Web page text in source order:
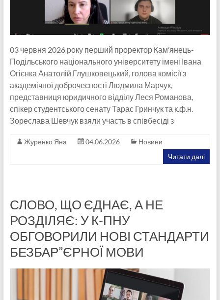
03 червня 2026 року перший проректор Кам’янець-
Подільського національного університету імені Івана
Огієнка Анатолій Глушковецький, голова комісії з
академічної доброчесності Людмила Марчук,
представниця юридичного відділу Леся Романова,
спікер студентського сенату Тарас Гринчук та к.ф.н.
Зореслава Шевчук взяли участь в співбесіді з
Журенко Яна 04.06.2026
Новини
Читати далі
СЛОВО, ЩО ЄДНАЄ, А НЕ
РОЗДІЛЯЄ: У К-ПНУ
ОБГОВОРИЛИ НОВІ СТАНДАРТИ
БЕЗБАР”ЄРНОЇ МОВИ